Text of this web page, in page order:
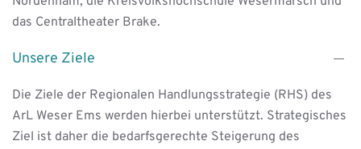
das Centraltheater Brake.
Unsere Ziele
Die Ziele der Regionalen Handlungsstrategie (RHS) des
ArL Weser Ems werden hierbei unterstützt. Strategisches
Ziel ist daher die bedarfsgerechte Steigerung des